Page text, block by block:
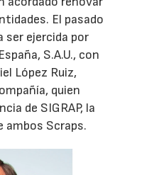
El pasado
ser ejercida por
S.A.U., con
López Ruiz,
quien
de SIGRAP, la
ambos Scraps.